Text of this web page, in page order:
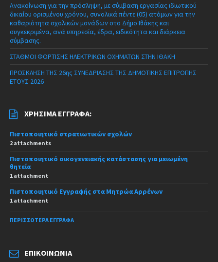
Ανακοίνωση για την πρόσληψη, με σύμβαση εργασίας ιδιωτικού
δικαίου ορισμένου χρόνου, συνολικά πέντε (05) ατόμων για την
καθαριότητα σχολικών μονάδων στο Δήμο Ιθάκης και
συγκεκριμένα, ανά υπηρεσία, έδρα, ειδικότητα και διάρκεια
σύμβασης.
ΣΤΑΘΜΟΙ ΦΟΡΤΙΣΗΣ ΗΛΕΚΤΡΙΚΩΝ ΟΧΗΜΑΤΩΝ ΣΤΗΝ ΙΘΑΚΗ
ΠΡΟΣΚΛΗΣΗ ΤΗΣ 26ης ΣΥΝΕΔΡΙΑΣΗΣ ΤΗΣ ΔΗΜΟΤΙΚΗΣ ΕΠΙΤΡΟΠΗΣ
ΕΤΟΥΣ 2026
ΧΡΉΣΙΜΑ ΈΓΓΡΑΦΑ:
Πιστοποιητικό στρατιωτικών σχολών
2 attachments
Πιστοποιητικό οικογενειακής κατάστασης για μειωμένη
θητεία
1 attachment
Πιστοποιητικό Εγγραφής στα Μητρώα Αρρένων
1 attachment
ΠΕΡΙΣΣΌΤΕΡΑ ΈΓΓΡΑΦΑ
ΕΠΙΚΟΙΝΩΝΊΑ